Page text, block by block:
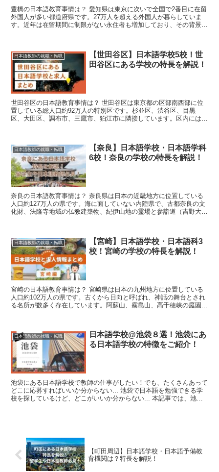
豊橋の日本語教育事情は？ 愛知県は東京に次いで全国で2番目に在留
外国人が多い都道府県です。27万人を超える外国人が暮らしていま
す。近年は在留期間に制限がない永住者も増加しており、その背景と
日本語教師の就職・転職
【世田谷区】日本語学校5校！世
田谷区にある学校の特長を解説！
世田谷区の日本語教育事情は？ 世田谷区は東京都の区部南西部に位
置している総人口約92万人の特別区です。杉並区、渋谷区、目黒
区、大田区、調布市、三鷹市、狛江市に隣接しています。区内には小
日本語教師の就職・転職
【奈良】日本語学校・日本語学科
6校！奈良の学校の特長を解説！
奈良の日本語教育事情は？ 奈良県は日本の近畿地方に位置している
人口約127万人の県です。海に面していない内陸県で、古都奈良の文
化財、法隆寺地域の仏教建築物、紀伊山地の霊場と参詣道（吉野大
日本語教師の就職・転職
【宮崎】日本語学校・日本語科3
校！宮崎の学校の特長を解説！
宮崎の日本語教育事情は？ 宮崎県は日本の九州地方に位置している
人口約102万人の県です。古くから日向と呼ばれ、神話の舞台とされ
る名所が数多く存在しています。阿蘇山、霧島山、高千穂峡の庭園、
日本語教師の就職・転職
日本語学校@池袋８選！池袋にあ
る日本語学校の特徴をご紹介！
池袋にある日本語学校で教師の仕事がしたい！でも、たくさんあって
どこに応募すればいいか分からない... 池袋で日本語を勉強できる学
校を探しているけど、どこがいいか分からない... 本記事では、池袋
【町田周辺】日本語学校・日本語予備教
育機関は？特長を解説！